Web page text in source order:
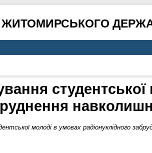
ЖИТОМИРСЬКОГО
молоді в умовах радіонуклідного